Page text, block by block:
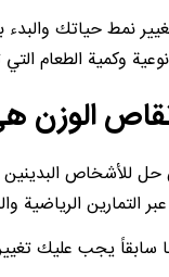
نمط حياتك والبدء
وكمية الطعام
للأشخاص
التمارين
سابقاً يجب عليك